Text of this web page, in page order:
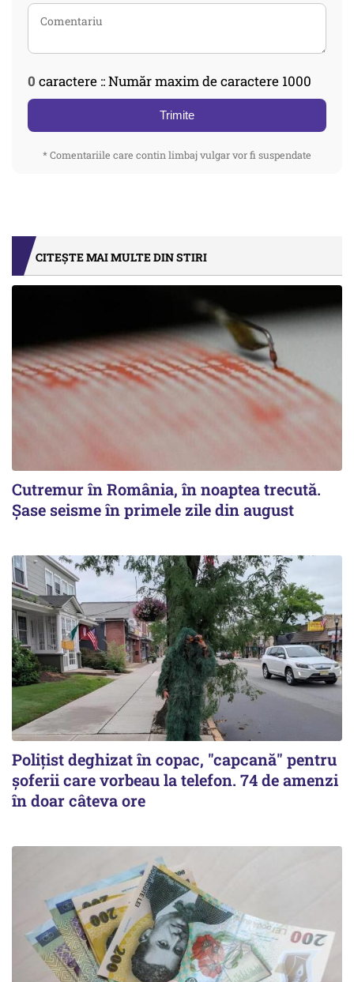
0 caractere :: Număr maxim de caractere 1000
Trimite
* Comentariile care contin limbaj vulgar vor fi suspendate
CITEȘTE MAI MULTE DIN STIRI
Cutremur în România, în noaptea trecută.
Șase seisme în primele zile din august
Polițist deghizat în copac, "capcană" pentru
șoferii care vorbeau la telefon. 74 de amenzi
în doar câteva ore